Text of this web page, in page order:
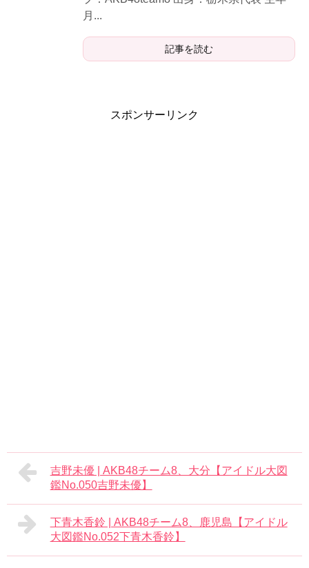
月...
記事を読む
スポンサーリンク
吉野未優 | AKB48チーム8、大分【アイドル大図
鑑No.050吉野未優】
下青木香鈴 | AKB48チーム8、鹿児島【アイドル
大図鑑No.052下青木香鈴】